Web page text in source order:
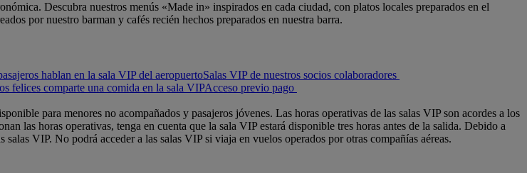
Descubra nuestros menús «Made in» inspirados en cada ciudad, con platos locales preparados en el
por nuestro barman y cafés recién hechos preparados en nuestra barra.
hablan en la sala VIP del aeropuertoSalas VIP de nuestros socios colaboradores
felices comparte una comida en la sala VIPAcceso previo pago
para menores no acompañados y pasajeros jóvenes. Las horas operativas de las salas VIP son acordes a los
las horas operativas, tenga en cuenta que la sala VIP estará disponible tres horas antes de la salida. Debido a
VIP. No podrá acceder a las salas VIP si viaja en vuelos operados por otras compañías aéreas.